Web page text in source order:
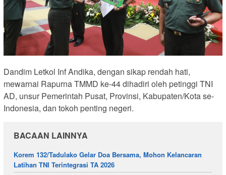
Dandim Letkol Inf Andika, dengan sikap rendah hati,
mewarnai Rapurna TMMD ke-44 dihadiri oleh petinggi TNI
AD, unsur Pemerintah Pusat, Provinsi, Kabupaten/Kota se-
Indonesia, dan tokoh penting negeri.
BACAAN LAINNYA
Korem 132/Tadulako Gelar Doa Bersama, Mohon Kelancaran
Latihan TNI Terintegrasi TA 2026